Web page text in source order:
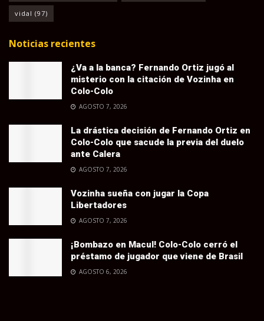
vidal (97)
Noticias recientes
¿Va a la banca? Fernando Ortiz jugó al
misterio con la citación de Vozinha en
Colo-Colo
AGOSTO 7, 2026
La drástica decisión de Fernando Ortiz en
Colo-Colo que sacude la previa del duelo
ante Calera
AGOSTO 7, 2026
Vozinha sueña con jugar la Copa
Libertadores
AGOSTO 7, 2026
¡Bombazo en Macul! Colo-Colo cerró el
préstamo de jugador que viene de Brasil
AGOSTO 6, 2026